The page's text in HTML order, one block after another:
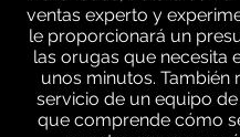
ventas experto y
le proporcionará un
las orugas que necesita
unos minutos. También
servicio de un equipo
que comprende cómo